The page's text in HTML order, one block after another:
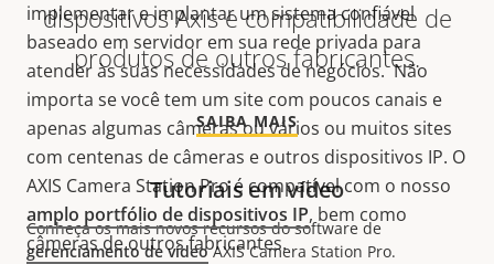
implementar e implantar um sistema confiável
baseado em servidor em sua rede privada para
atender às suas necessidades de negócios. Não
importa se você tem um site com poucos canais e
apenas algumas câmeras ou vários ou muitos sites
com centenas de câmeras e outros dispositivos IP. O
AXIS Camera Station Pro é compatível com o nosso
amplo portfólio de dispositivos IP, bem como
câmeras de outros fabricantes.
dispositivos Axis e compatibilidade de
produtos de outros fabricantes.
SAIBA MAIS
Tutoriais em vídeo
Conheça os mais novos recursos do software de
gerenciamento de vídeoAXIS Camera Station Pro.